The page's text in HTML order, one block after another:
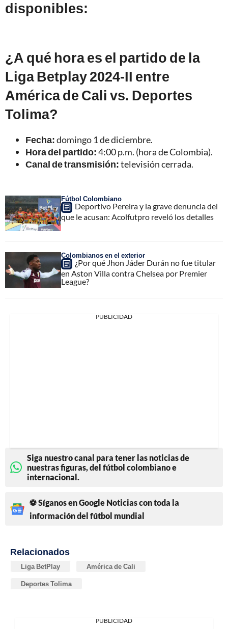
disponibles:
¿A qué hora es el partido de la
Liga Betplay 2024-II entre
América de Cali vs. Deportes
Tolima?
Fecha:domingo 1 de diciembre.
Hora del partido:4:00 p.m. (hora de Colombia).
Canal de transmisión:televisión cerrada.
Fútbol Colombiano
Deportivo Pereira y la grave denuncia del
que le acusan: Acolfutpro reveló los detalles
Colombianos en el exterior
¿Por qué Jhon Jáder Durán no fue titular
en Aston Villa contra Chelsea por Premier
League?
PUBLICIDAD
Siga nuestro canal para tener las noticias de
nuestras figuras, del fútbol colombiano e
internacional.
⚽ Síganos en Google Noticias con toda la
información del fútbol mundial
Relacionados
Liga BetPlay América de Cali
Deportes Tolima
PUBLICIDAD